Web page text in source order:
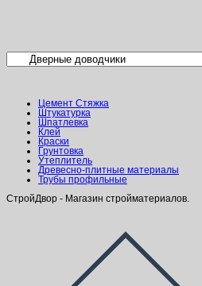
Цемент Стяжка
Штукатурка
Шпатлевка
Клей
Краски
Грунтовка
Утеплитель
Древесно-плитные материалы
Трубы профильные
СтройДвор - Магазин стройматериалов.